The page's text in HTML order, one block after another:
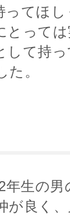
ってほ
とって
して持
。
生の男
が良く